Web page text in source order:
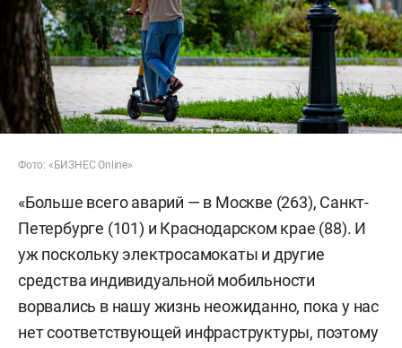
Фото: «БИЗНЕС Online»
«Больше всего аварий — в Москве (263), Санкт-
Петербурге (101) и Краснодарском крае (88). И
уж поскольку электросамокаты и другие
средства индивидуальной мобильности
ворвались в нашу жизнь неожиданно, пока у нас
нет соответствующей инфраструктуры, поэтому